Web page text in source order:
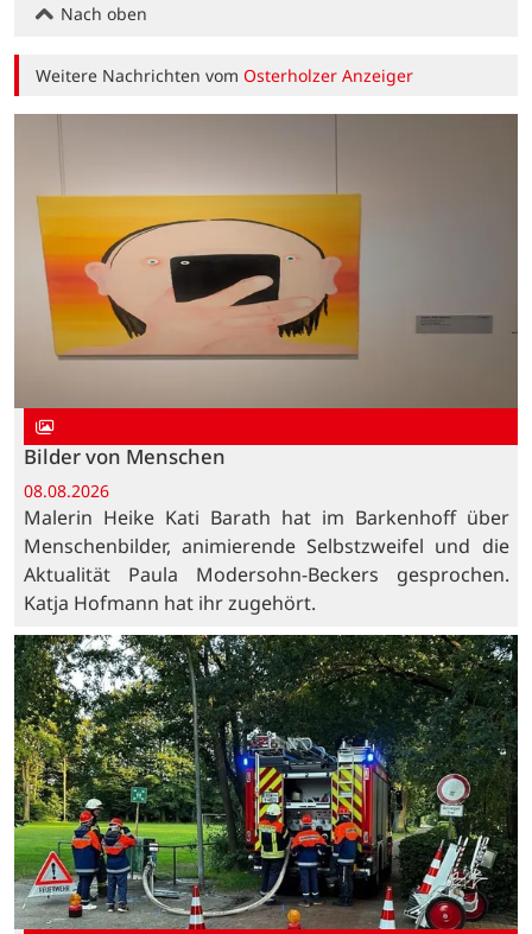
Nach oben
Weitere Nachrichten vomOsterholzer Anzeiger
Bilder von Menschen
08.08.2026
Malerin Heike Kati Barath hat im Barkenhoff über
Menschenbilder, animierende Selbstzweifel und die
Aktualität Paula Modersohn-Beckers gesprochen.
Katja Hofmann hat ihr zugehört.